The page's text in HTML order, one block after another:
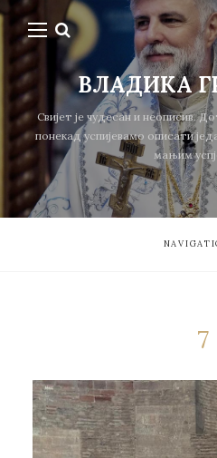
ВЛАДИКА
Свијет је чудесан и неописив.
понекад успијевамо описати
мањим
7